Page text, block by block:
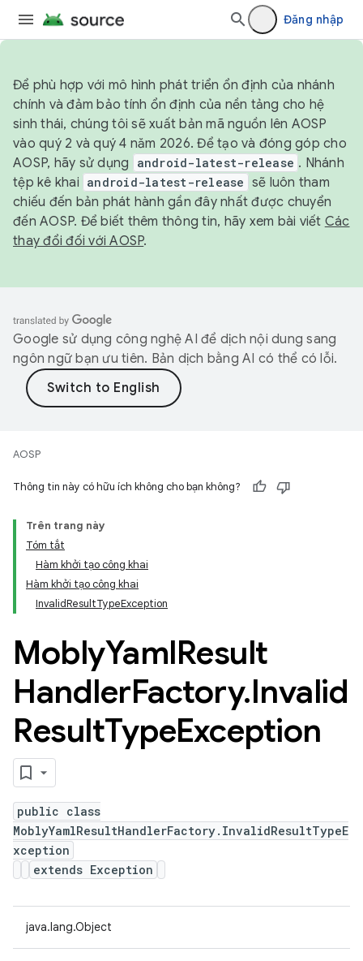
Đăng nhập
Để phù hợp với mô hình phát triển ổn định của nhánh
chính và đảm bảo tính ổn định của nền tảng cho hệ
sinh thái, chúng tôi sẽ xuất bản mã nguồn lên AOSP
vào quý 2 và quý 4 năm 2026. Để tạo và đóng góp cho
AOSP, hãy sử dụng
android-latest-release . Nhánh
tệp kê khai android-latest-release sẽ luôn tham
chiếu đến bản phát hành gần đây nhất được chuyển
đến AOSP. Để biết thêm thông tin, hãy xem bài viết Các
thay đổi đối với AOSP.
Google sử dụng công nghệ AI để dịch nội dung sang
ngôn ngữ bạn ưu tiên. Bản dịch bằng AI có thể có lỗi.
AOSP
Thông tin này có hữu ích không cho bạn không?
Trên trang này
Tóm tắt
Hàm khởi tạo công khai
Hàm khởi tạo công khai
InvalidResultTypeException
MoblyYamlResult
HandlerFactory.Invalid
ResultTypeException
public class
MoblyYamlResultHandlerFactory.InvalidResultTypeE
xception
extends Exception
java.lang.Object